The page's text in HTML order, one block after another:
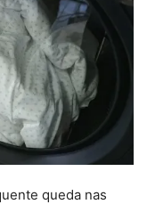
queda nas